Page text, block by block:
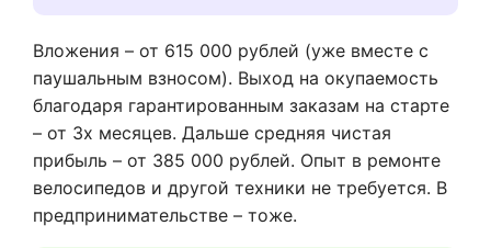
Вложения – от 615 000 рублей (уже вместе с
паушальным взносом). Выход на окупаемость
благодаря гарантированным заказам на старте
– от 3х месяцев. Дальше средняя чистая
прибыль – от 385 000 рублей. Опыт в ремонте
велосипедов и другой техники не требуется. В
предпринимательстве – тоже.